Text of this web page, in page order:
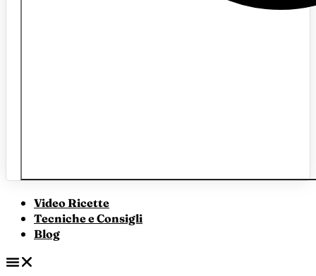
Video Ricette
Tecniche e Consigli
Blog